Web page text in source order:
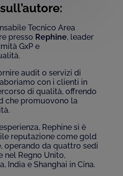
Tecnico Area
presso Rephine, leader
GxP e
audit o servizi di
con i clienti in
di qualità, offrendo
che promuovono la
Rephine si è
reputazione come gold
operando da quattro sedi
nel Regno Unito,
India e Shanghai in Cina.